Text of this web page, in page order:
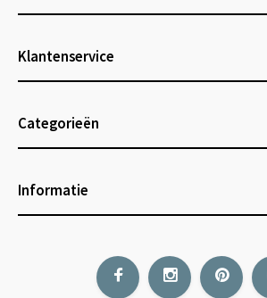
Klantenservice
Categorieën
Informatie